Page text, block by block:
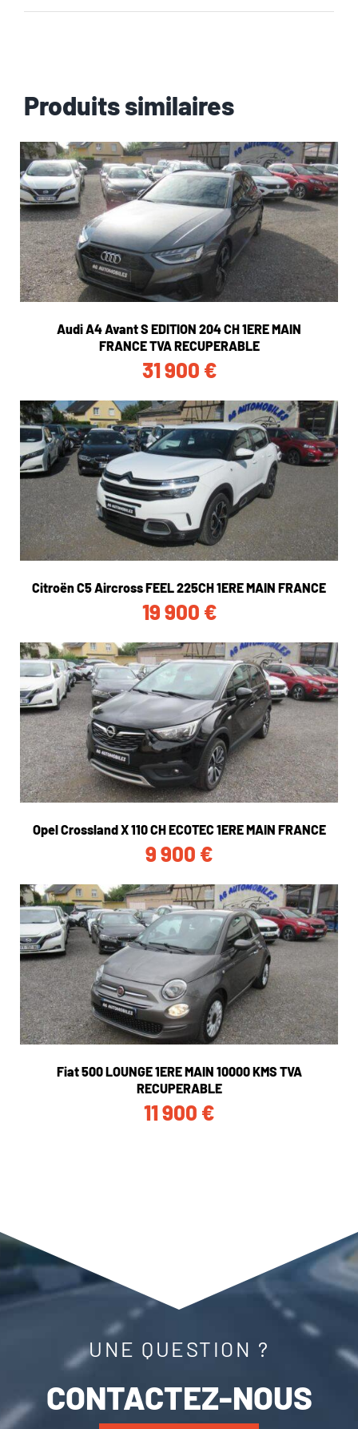
Produits similaires
Audi A4 Avant S EDITION 204 CH 1ERE MAIN
FRANCE TVA RECUPERABLE
31 900 €
Citroën C5 Aircross FEEL 225CH 1ERE MAIN FRANCE
19 900 €
Opel Crossland X 110 CH ECOTEC 1ERE MAIN FRANCE
9 900 €
Fiat 500 LOUNGE 1ERE MAIN 10000 KMS TVA
RECUPERABLE
11 900 €
UNE QUESTION ?
CONTACTEZ-NOUS